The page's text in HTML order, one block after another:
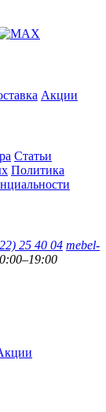
Акции
Статьи
Политика
25 40 04 mebel-